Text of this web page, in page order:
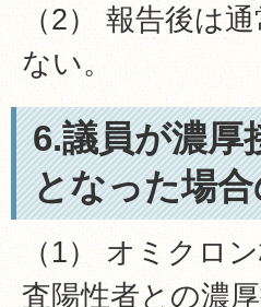
（2） 報告後は
ない。
6.議員が濃厚
となった場
（1） オミクロ
査陽性者との濃